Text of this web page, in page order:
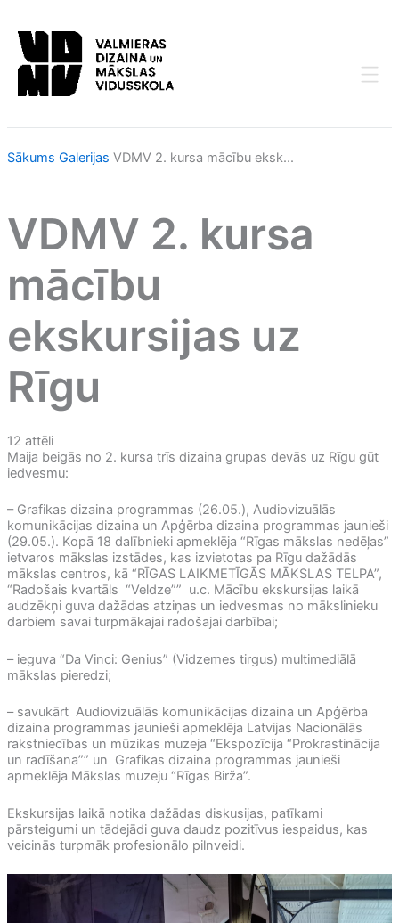
content
Sākums Galerijas VDMV 2. kursa mācību eksk...
VDMV 2. kursa
mācību
ekskursijas uz
Rīgu
12 attēli
Maija beigās no 2. kursa trīs dizaina grupas devās uz Rīgu gūt
iedvesmu:
– Grafikas dizaina programmas (26.05.), Audiovizuālās
komunikācijas dizaina un Apģērba dizaina programmas jaunieši
(29.05.). Kopā 18 dalībnieki apmeklēja “Rīgas mākslas nedēļas”
ietvaros mākslas izstādes, kas izvietotas pa Rīgu dažādās
mākslas centros, kā “RĪGAS LAIKMETĪGĀS MĀKSLAS TELPA”,
“Radošais kvartāls “Veldze”” u.c. Mācību ekskursijas laikā
audzēkņi guva dažādas atziņas un iedvesmas no mākslinieku
darbiem savai turpmākajai radošajai darbībai;
– ieguva “Da Vinci: Genius” (Vidzemes tirgus) multimediālā
mākslas pieredzi;
– savukārt Audiovizuālās komunikācijas dizaina un Apģērba
dizaina programmas jaunieši apmeklēja Latvijas Nacionālās
rakstniecības un mūzikas muzeja “Ekspozīcija “Prokrastinācija
un radīšana”” un Grafikas dizaina programmas jaunieši
apmeklēja Mākslas muzeju “Rīgas Birža”.
Ekskursijas laikā notika dažādas diskusijas, patīkami
pārsteigumi un tādejādi guva daudz pozitīvus iespaidus, kas
veicinās turpmāk profesionālo pilnveidi.